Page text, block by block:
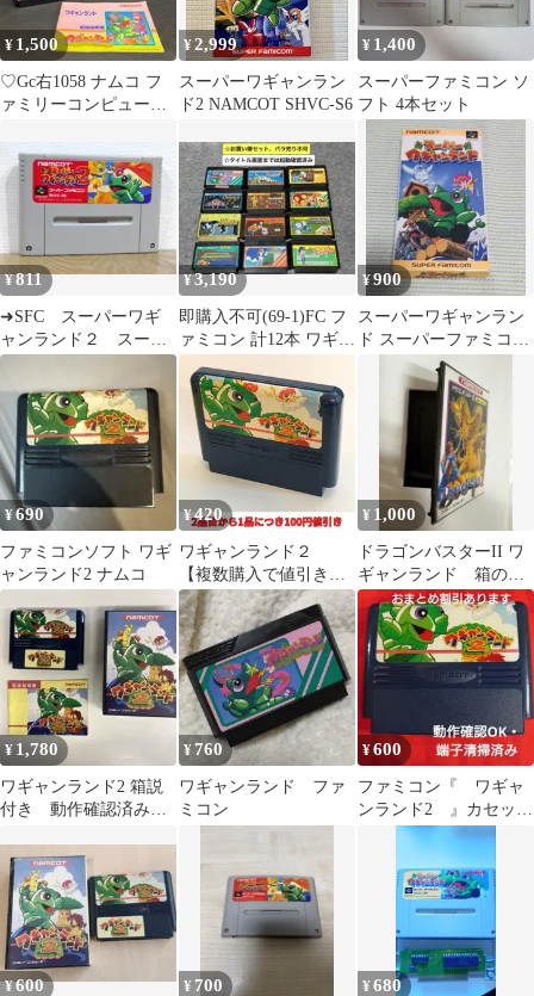
¥ 1,500
♡Gc右1058 ナムコ フ
ァミリーコンピュータ
¥2,999
スーパーワギャンラン
ド2 NAMCOT SHVC-S6
¥ 1,400
スーパーファミコン ソ
フト 4本セット
¥811
➜SFC スーパーワギ
ャンランド２ スーフ
ァミ カセット スー
パーファミコン
¥3,190
即購入不可(69-1)FC フ
ァミコン 計12本 ワギャ
ンランド、他
¥900
スーパーワギャンラン
ド スーパーファミコン
¥690
ファミコンソフト ワギ
ャンランド2 ナムコ
¥420
ワギャンランド２
【複数購入で値引き希
望の方は購入前に質問
でコメントください】
【ファミコン】【箱説
なし】
¥ 1,000
ドラゴンバスターII ワ
ギャンランド 箱のみ2
種
¥ 1,780
ワギャンランド2 箱説
付き 動作確認済み
タ用ソフト
¥760
ワギャンランド ファ
ミコン
¥600
ファミコン『 ワギャ
ンランド2 』カセット
のみ 動作確認ＯＫ・清
¥600 ¥ 700 ¥680